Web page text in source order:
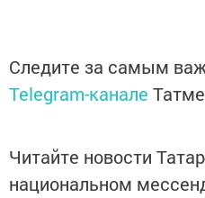
Следите за самым
Telegram-канале
Читайте новости
национальном